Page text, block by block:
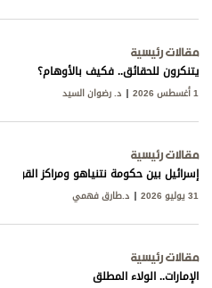
مقالات رئيسية
يتنكرون للحقائق.. فكيف بالأوهام؟
1 أغسطس 2026 د. رضوان السيد
مقالات رئيسية
إسرائيل بين حكومة نتنياهو ومراكز القوى
31 يوليو 2026 د.طارق فهمي
مقالات رئيسية
الإمارات.. الولاء المطلق